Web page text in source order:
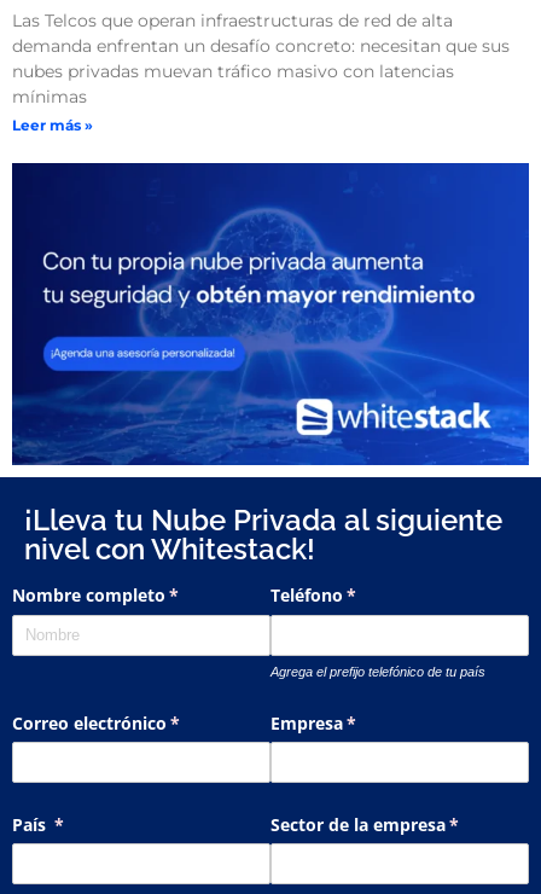
Las Telcos que operan infraestructuras de red de alta
demanda enfrentan un desafío concreto: necesitan que sus
nubes privadas muevan tráfico masivo con latencias
mínimas
Leer más »
¡Lleva tu Nube Privada al siguiente
nivel con Whitestack!
Nombre completo *
(necesario) Teléfono *
(necesario)
Agrega el prefijo telefónico de tu país
Correo electrónico *
(necesario) Empresa*
(necesario)
País *
(necesario) Sector de la empresa*
(necesario)